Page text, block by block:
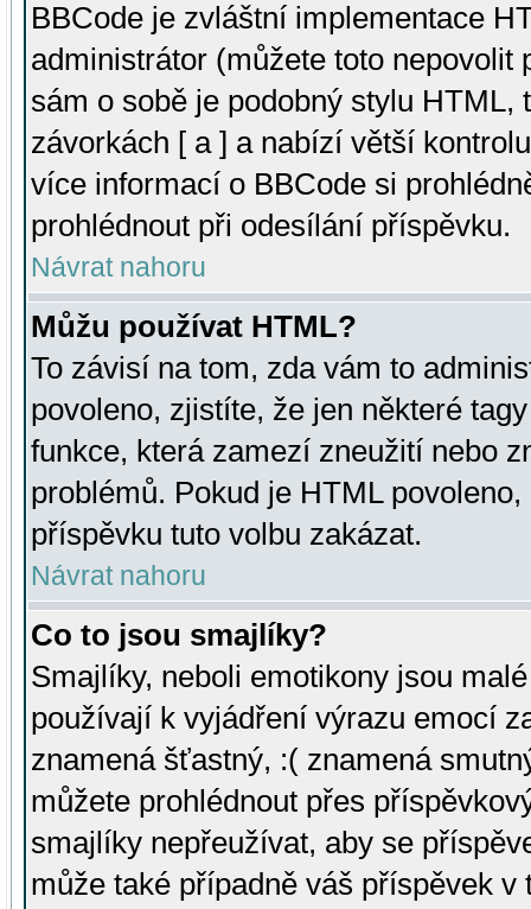
BBCode je zvláštní implementace
administrátor (můžete toto
sám o sobě je podobný stylu HTML,
závorkách [ a ] a nabízí větší
více informací o BBCode si
prohlédnout při odesílání příspěvku.
Návrat nahoru
Můžu používat HTML?
To závisí na tom, zda vám to
povoleno, zjistíte, že jen některé
funkce, která zamezí zneužití nebo
problémů. Pokud je HTML
příspěvku tuto volbu zakázat.
Návrat nahoru
Co to jsou smajlíky?
Smajlíky, neboli emotikony jsou
používají k vyjádření výrazu emocí
znamená šťastný, :( znamená
můžete prohlédnout přes
smajlíky nepřeužívat, aby se
může také případně váš příspěvek v